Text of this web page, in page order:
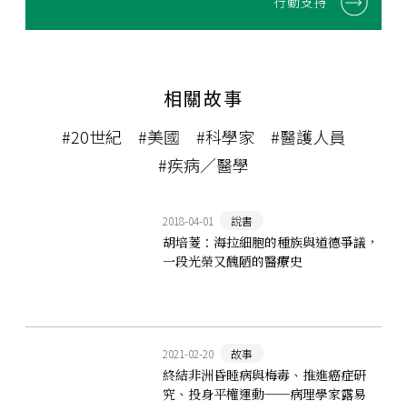
相關故事
#20世紀 #美國 #科學家
#醫護人員
#疾病／醫學
2018-04-01 說書
胡培菱：海拉細胞的種族與道德爭議，
一段光榮又醜陋的醫療史
2021-02-20 故事
終結非洲昏睡病與梅毒、推進癌症研
究、投身平權運動──病理學家露易